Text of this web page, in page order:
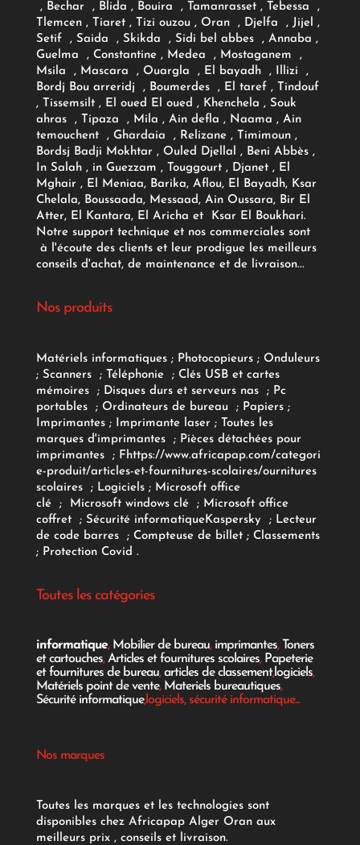
, Bechar , Blida , Bouira , Tamanrasset , Tebessa ,
Tlemcen , Tiaret , Tizi ouzou , Oran , Djelfa , Jijel ,
Setif , Saida , Skikda , Sidi bel abbes , Annaba ,
Guelma , Constantine , Medea , Mostaganem ,
Msila , Mascara , Ouargla , El bayadh , Illizi ,
Bordj Bou arreridj , Boumerdes , El taref , Tindouf
, Tissemsilt , El oued El oued , Khenchela , Souk
ahras , Tipaza , Mila , Ain defla , Naama , Ain
temouchent , Ghardaia , Relizane , Timimoun ,
Bordsj Badji Mokhtar , Ouled Djellal , Beni Abbès ,
In Salah , in Guezzam , Touggourt , Djanet , El
Mghair , El Meniaa, Barika, Aflou, El Bayadh, Ksar
Chelala, Boussaada, Messaad, Ain Oussara, Bir El
Atter, El Kantara, El Aricha et Ksar El Boukhari.
Notre support technique et nos commerciales sont
à l'écoute des clients et leur prodigue les meilleurs
conseils d'achat, de maintenance et de livraison...
Nos produits
Matériels informatiques; Photocopieurs; Onduleurs
; Scanners ; Téléphonie ; Clés USB et cartes
mémoires
; Disques durs et serveurs nas ; Pc
portables
; Ordinateurs de bureau ; Papiers;
Imprimantes;Imprimante laser; Toutes les
marques d'imprimantes
; Pièces détachées pour
imprimantes
; Fhttps://www.africapap.com/categori
e-produit/articles-et-fournitures-scolaires/ournitures
scolaires; Logiciels ; Microsoft office
clé
; Microsoft windows clé; Microsoft office
coffret ; Sécurité informatiqueKaspersky ; Lecteur
de code barres
; Compteuse de billet; Classements
; Protection Covid .
Toutes les catégories
informatique, Mobilier de bureau, imprimantes, Toners
et cartouches,Articles et fournitures scolaires, Papeterie
et fournitures de bureau,articles de classement,logiciels,
Matériels point de vente, Materiels bureautiques,
Sécurité informatique,logiciels, sécurité informatique...
Nos marques
Toutes les marques et les technologies sont
disponibles chez Africapap Alger Oran aux
meilleurs prix , conseils et livraison.